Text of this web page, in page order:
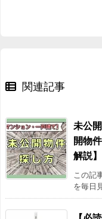
関連記事
未公
開物
解説】
この記
を毎日